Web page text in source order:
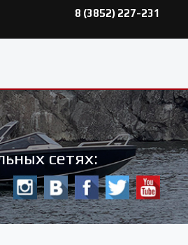
8 (3852) 227-231
сетях: